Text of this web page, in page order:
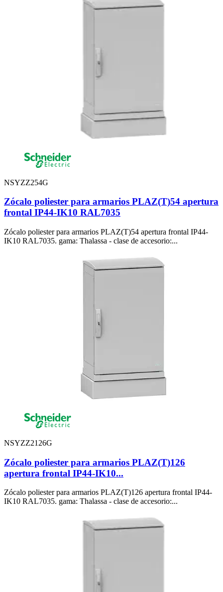
NSYZZ254G
Zócalo poliester para armarios PLAZ(T)54 apertura
frontal IP44-IK10 RAL7035
Zócalo poliester para armarios PLAZ(T)54 apertura frontal IP44-
IK10 RAL7035. gama: Thalassa - clase de accesorio:...
NSYZZ2126G
Zócalo poliester para armarios PLAZ(T)126
apertura frontal IP44-IK10...
Zócalo poliester para armarios PLAZ(T)126 apertura frontal IP44-
IK10 RAL7035. gama: Thalassa - clase de accesorio:...